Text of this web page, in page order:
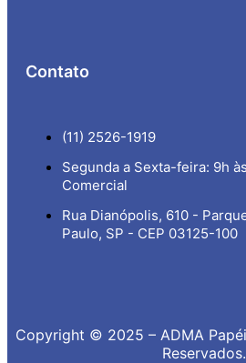
Contato
(11) 2526-1919
Segunda a Sexta-feira: 9h
Comercial
Rua Dianópolis, 610 -
Paulo, SP - CEP 03125-100
Copyright © 2025 – ADMA
Reservados.